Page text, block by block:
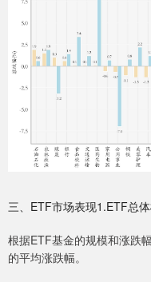
三、ETF市场表现1.ETF总
根据ETF基金的规模和涨跌
的平均涨跌幅。